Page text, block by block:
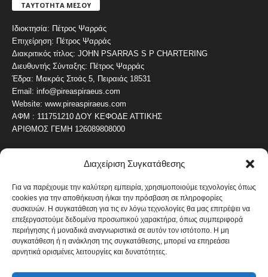
Διαχείριση Συγκατάθεσης
Για να παρέχουμε την καλύτερη εμπειρία, χρησιμοποιούμε τεχνολογίες όπως
cookies για την αποθήκευση ή/και την πρόσβαση σε πληροφορίες
συσκευών. Η συγκατάθεση για τις εν λόγω τεχνολογίες θα μας επιτρέψει να
επεξεργαστούμε δεδομένα προσωπικού χαρακτήρα, όπως συμπεριφορά
περιήγησης ή μοναδικά αναγνωριστικά σε αυτόν τον ιστότοπο. Η μη
συγκατάθεση ή η ανάκληση της συγκατάθεσης, μπορεί να επηρεάσει
αρνητικά ορισμένες λειτουργίες και δυνατότητες.
ΤΑΥΤΟΤΗΤΑ ΜΕΣΟΥ
Ιδιοκτησία: Πέτρος Ψαρράς
Επιχείρηση: Πέτρος Ψαρράς
Διακριτικός τίτλος: JOHN PSARRAS S P CHARTERING
Διευθυντής Σύνταξης: Πέτρος Ψαρράς
Έδρα: Μακράς Στοάς 5, Πειραιάς 18531
Email: info@pireaspiraeus.com
Website: www.pireaspiraeus.com
ΑΦΜ : 111751210 ΔΟΥ ΚΕΦΟΔΕ ΑΤΤΙΚΗΣ
ΑΡΙΘΜΟΣ ΓΕΜΗ 126089808000
ΔΗΜΟΦΙΛΗ ΚΑΤΗΓΟΡΙΑ
ΝΕΑ ΤΟΥ ΠΕΙΡΑΙΑ 4487
ΟΛΥΜΠΙΑΚΟΣ
ΑΛΛΑ ΚΟΙΝΩΝΙΚΑ
ΕΙΔΗΣΕΙΣ ΝΑΥΤΙΛΙΑ
ΟΙΚΟΝΟΜΙΚΑ
ΚΑΛΛΙΤΕΧΝΙΚΑ 822